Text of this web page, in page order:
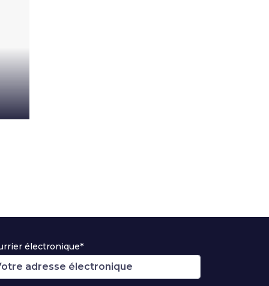
électronique*